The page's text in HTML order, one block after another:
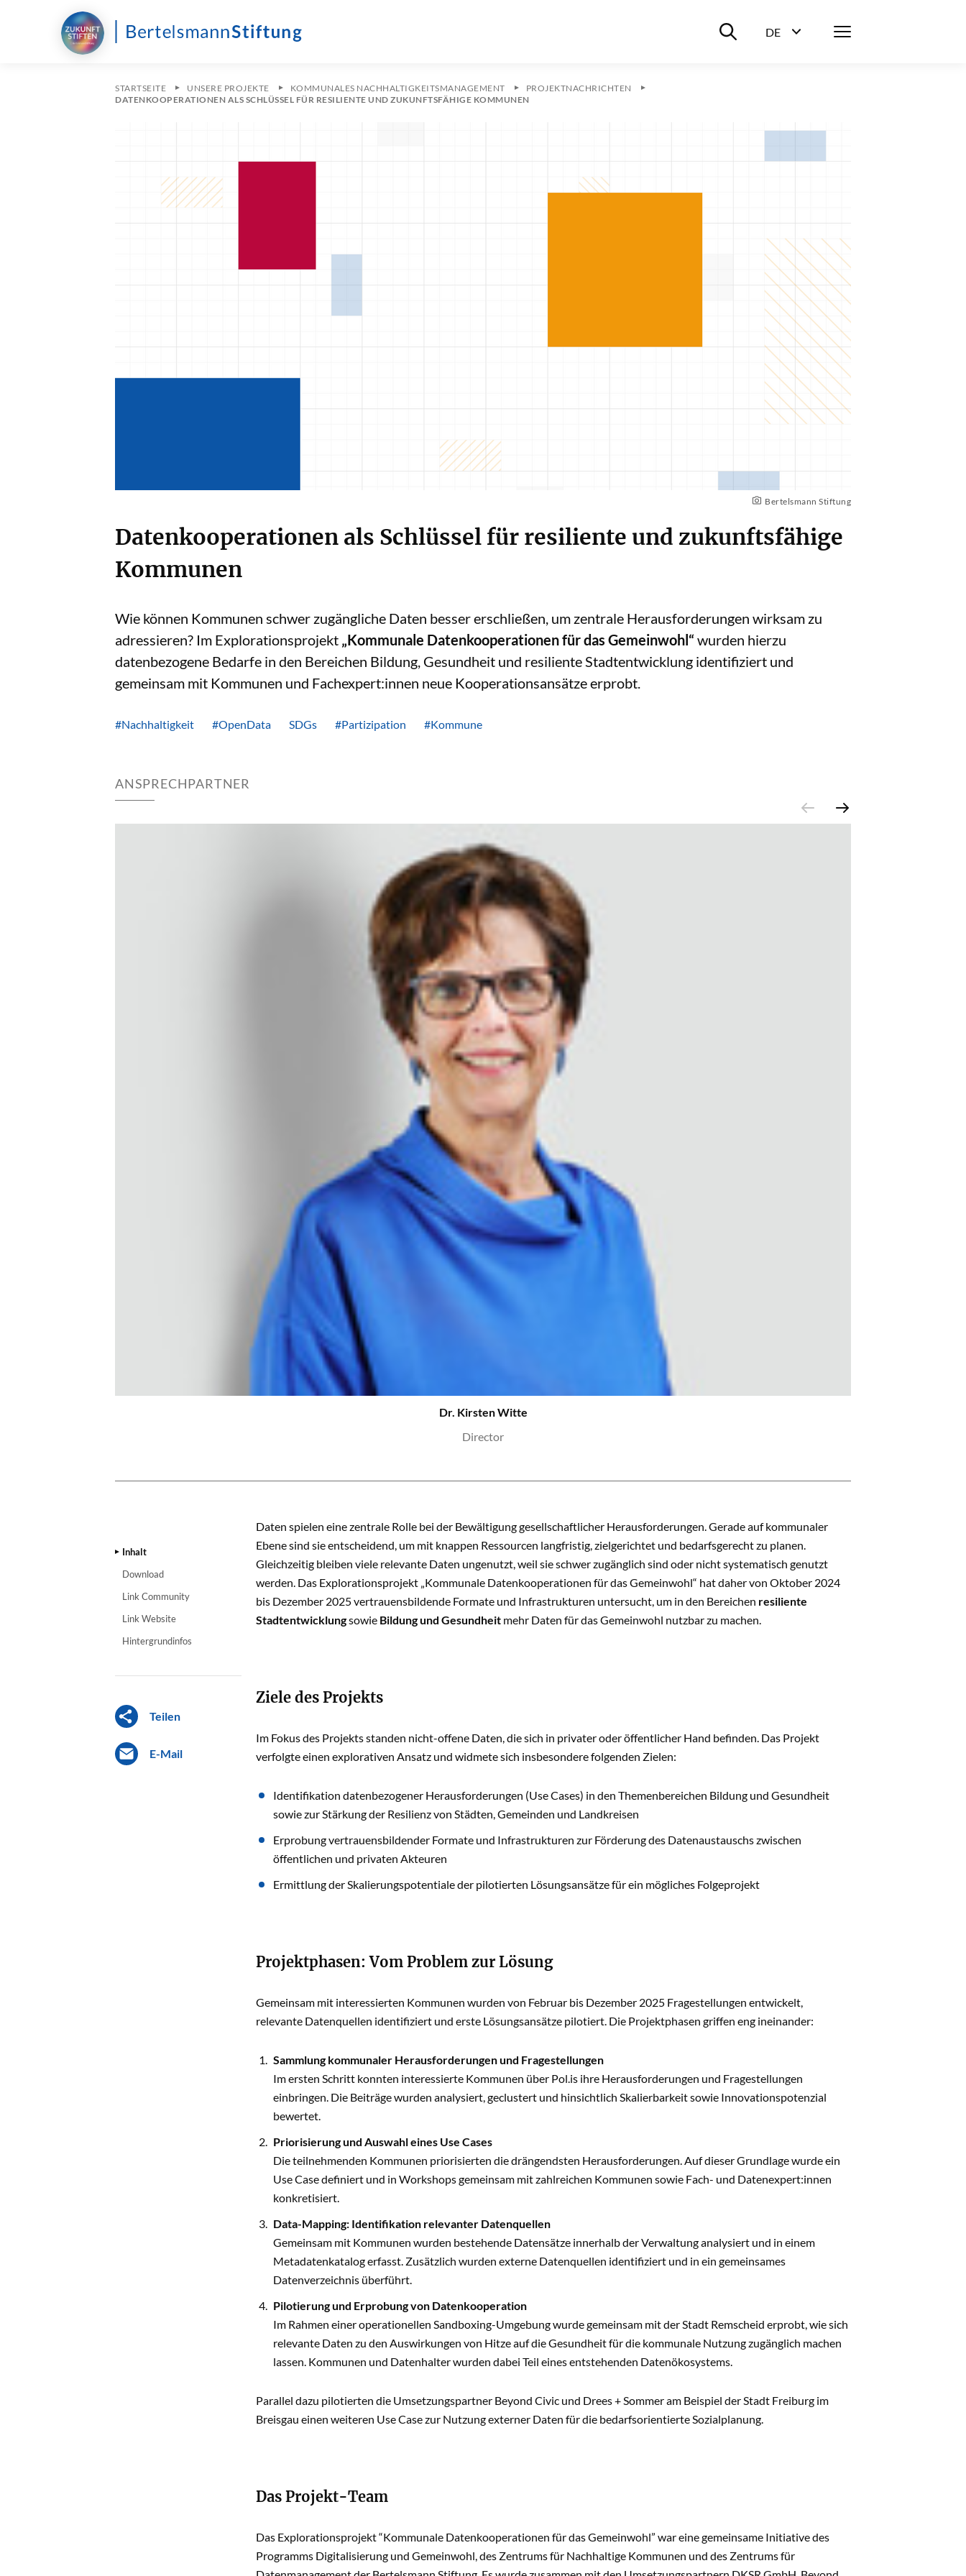
Suche ein-/ausblenden
DE
Menü
STARTSEITE UNSERE PROJEKTE KOMMUNALES NACHHALTIGKEITSMANAGEMENT
PROJEKTNACHRICHTEN
DATENKOOPERATIONEN ALS SCHLÜSSEL FÜR RESILIENTE UND ZUKUNFTSFÄHIGE KOMMUNEN
Bertelsmann Stiftung
Datenkooperationen als Schlüssel für resiliente und zukunftsfähige
Kommunen
Wie können Kommunen schwer zugängliche Daten besser erschließen, um zentrale Herausforderungen wirksam zu
adressieren? Im Explorationsprojekt „Kommunale Datenkooperationen für das Gemeinwohl“ wurden hierzu
datenbezogene Bedarfe in den Bereichen Bildung, Gesundheit und resiliente Stadtentwicklung identifiziert und
gemeinsam mit Kommunen und Fachexpert:innen neue Kooperationsansätze erprobt.
#Nachhaltigkeit #OpenData SDGs #Partizipation #Kommune
ANSPRECHPARTNER
Dr. Kirsten Witte
Director
Inhalt
Download
Link Community
Link Website
Hintergrundinfos
Teilen
E-Mail
INHALT
Daten spielen eine zentrale Rolle bei der Bewältigung gesellschaftlicher Herausforderungen. Gerade auf kommunaler
Ebene sind sie entscheidend, um mit knappen Ressourcen langfristig, zielgerichtet und bedarfsgerecht zu planen.
Gleichzeitig bleiben viele relevante Daten ungenutzt, weil sie schwer zugänglich sind oder nicht systematisch genutzt
werden. Das Explorationsprojekt „Kommunale Datenkooperationen für das Gemeinwohl“ hat daher von Oktober 2024
bis Dezember 2025 vertrauensbildende Formate und Infrastrukturen untersucht, um in den Bereichen resiliente
Stadtentwicklungsowie Bildung und Gesundheit mehr Daten für das Gemeinwohl nutzbar zu machen.
Ziele des Projekts
Im Fokus des Projekts standen nicht-offene Daten, die sich in privater oder öffentlicher Hand befinden. Das Projekt
verfolgte einen explorativen Ansatz und widmete sich insbesondere folgenden Zielen:
Identifikation datenbezogener Herausforderungen (Use Cases) in den Themenbereichen Bildung und Gesundheit
sowie zur Stärkung der Resilienz von Städten, Gemeinden und Landkreisen
Erprobung vertrauensbildender Formate und Infrastrukturen zur Förderung des Datenaustauschs zwischen
öffentlichen und privaten Akteuren
Ermittlung der Skalierungspotentiale der pilotierten Lösungsansätze für ein mögliches Folgeprojekt
Projektphasen: Vom Problem zur Lösung
Gemeinsam mit interessierten Kommunen wurden von Februar bis Dezember 2025 Fragestellungen entwickelt,
relevante Datenquellen identifiziert und erste Lösungsansätze pilotiert. Die Projektphasen griffen eng ineinander:
Sammlung kommunaler Herausforderungen und Fragestellungen
Im ersten Schritt konnten interessierte Kommunen über Pol.is ihre Herausforderungen und Fragestellungen
einbringen. Die Beiträge wurden analysiert, geclustert und hinsichtlich Skalierbarkeit sowie Innovationspotenzial
bewertet.
Priorisierung und Auswahl eines Use Cases
Die teilnehmenden Kommunen priorisierten die drängendsten Herausforderungen. Auf dieser Grundlage wurde ein
Use Case definiert und in Workshops gemeinsam mit zahlreichen Kommunen sowie Fach- und Datenexpert:innen
konkretisiert.
Data-Mapping: Identifikation relevanter Datenquellen
Gemeinsam mit Kommunen wurden bestehende Datensätze innerhalb der Verwaltung analysiert und in einem
Metadatenkatalog erfasst. Zusätzlich wurden externe Datenquellen identifiziert und in ein gemeinsames
Datenverzeichnis überführt.
Pilotierung und Erprobung von Datenkooperation
Im Rahmen einer operationellen Sandboxing-Umgebung wurde gemeinsam mit der Stadt Remscheid erprobt, wie sich
relevante Daten zu den Auswirkungen von Hitze auf die Gesundheit für die kommunale Nutzung zugänglich machen
lassen. Kommunen und Datenhalter wurden dabei Teil eines entstehenden Datenökosystems.
Parallel dazu pilotierten die Umsetzungspartner Beyond Civic und Drees + Sommer am Beispiel der Stadt Freiburg im
Breisgau einen weiteren Use Case zur Nutzung externer Daten für die bedarfsorientierte Sozialplanung.
Das Projekt-Team
Das Explorationsprojekt “Kommunale Datenkooperationen für das Gemeinwohl” war eine gemeinsame Initiative des
Programms Digitalisierung und Gemeinwohl, des Zentrums für Nachhaltige Kommunen und des Zentrums für